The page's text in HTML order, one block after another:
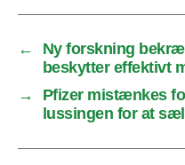
←
Ny forskning
beskytter effektivt
→
Pfizer mistænkes
lussingen for at